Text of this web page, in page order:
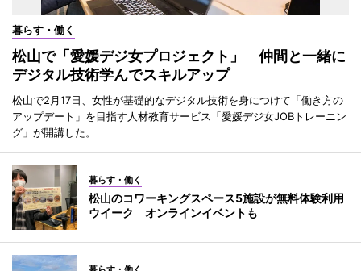
暮らす・働く
松山で「愛媛デジ女プロジェクト」 仲間と一緒に
デジタル技術学んでスキルアップ
松山で2月17日、女性が基礎的なデジタル技術を身につけて「働き方の
アップデート」を目指す人材教育サービス「愛媛デジ女JOBトレーニン
グ」が開講した。
暮らす・働く
松山のコワーキングスペース5施設が無料体験利用
ウイーク オンラインイベントも